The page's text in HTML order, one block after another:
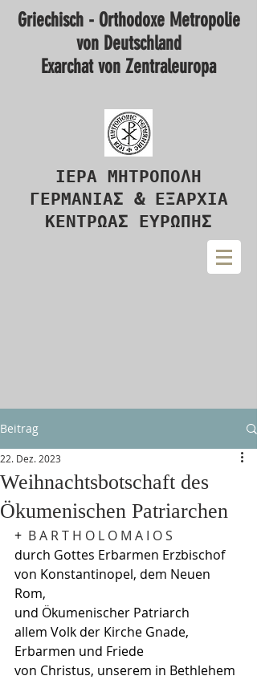
Griechisch - Orthodoxe Metropolie
von Deutschland
Exarchat von Zentraleuropa
ΙΕΡΑ ΜΗΤΡΟΠΟΛΗ
ΓΕΡΜΑΝΙΑΣ & ΕΞΑΡΧΙΑ
ΚΕΝΤΡΩΑΣ ΕΥΡΩΠΗΣ
Beitrag
Weihnachtsbotschaft des
Ökumenischen Patriarchen
22. Dez. 2023
+ B A R T H O L O M A I O S
durch Gottes Erbarmen Erzbischof
von Konstantinopel, dem Neuen
Rom,
und Ökumenischer Patriarch
allem Volk der Kirche Gnade,
Erbarmen und Friede
von Christus, unserem in Bethlehem